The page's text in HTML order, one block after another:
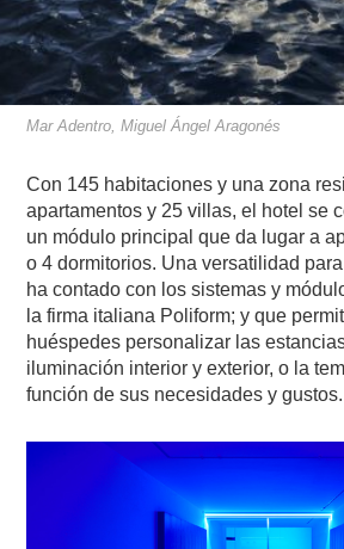
Mar Adentro, Miguel Ángel Aragonés
Con 145 habitaciones y una zona
apartamentos y 25 villas, el hotel se
un módulo principal que da lugar a
o 4 dormitorios. Una versatilidad
ha contado con los sistemas y
la firma italiana Poliform; y que
huéspedes personalizar las
iluminación interior y exterior, o la
función de sus necesidades y gustos.